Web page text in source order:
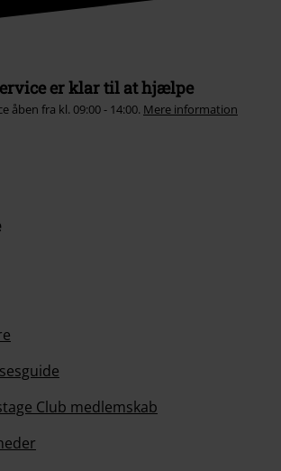
er klar til at hjælpe
åben fra kl. 09:00 - 14:00. Mere information
Club medlemskab